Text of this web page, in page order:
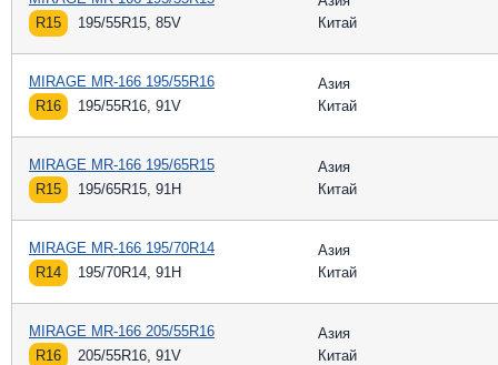
R15
195/55R15, 85V
Китай
MIRAGE MR-166 195/55R16
R16
195/55R16, 91V
Азия
Китай
MIRAGE MR-166 195/65R15
R15
195/65R15, 91H
Азия
Китай
MIRAGE MR-166 195/70R14
R14
195/70R14, 91H
Азия
Китай
MIRAGE MR-166 205/55R16
R16
205/55R16, 91V
Азия
Китай